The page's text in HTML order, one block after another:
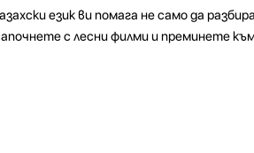
език ви помага не само да
с лесни филми и преминете